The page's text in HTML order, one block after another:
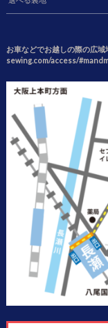
お車などでお越しの際の広
sewing.com/access/